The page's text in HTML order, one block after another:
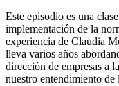
Este episodio es una
implementación de la
experiencia de Claudia
lleva varios años
dirección de empresas a
nuestro entendimiento